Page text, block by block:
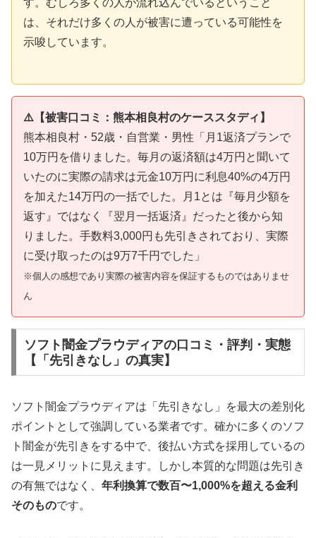
す。むしろ多くの人が流れ込んでいるということ
は、それだけ多くの人が被害に遭っている可能性を
示唆しています。
⚠️【被害口コミ：熊本相良村のケーススタディ】
熊本相良村・52歳・自営業・男性「月1返済プランで
10万円を借りました。毎月の返済額は4万円と聞いて
いたのに実際の請求は元金10万円に利息40%の4万円
を加えた14万円の一括でした。月1とは『毎月少額を
返す』ではなく『翌月一括返済』だったと後から知
りました。手数料3,000円も先引きされており、実際
に受け取ったのは9万7千円でした」
※個人の感想であり実際の被害内容を保証するものではありませ
ん
ソフト闇金プラウディアの口コミ・評判・実態
【「先引きなし」の真実】
ソフト闇金プラウディアは「先引きなし」を最大の差別化
ポイントとして強調している業者です。確かに多くのソフ
ト闇金が先引きをする中で、後払い方式を採用しているの
は一見メリットに見えます。しかし本質的な問題は先引き
の有無ではなく、 年利換算で数百〜1,000%を超える金利
そのものです。